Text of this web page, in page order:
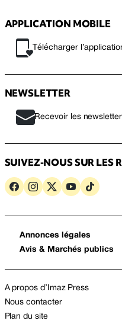
APPLICATION MOBILE
Télécharger
NEWSLETTER
Recevoir les
SUIVEZ-NOUS SUR LES
Annonces légales
Avis & Marchés publics
A propos d’Imaz Press
Nous contacter
Plan du site